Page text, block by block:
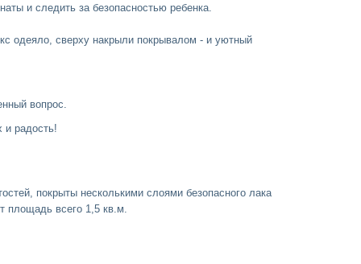
и следить за безопасностью ребенка.
одеяло, сверху накрыли покрывалом - и уютный
вопрос.
и радость!
покрыты несколькими слоями безопасного лака
площадь всего 1,5 кв.м.